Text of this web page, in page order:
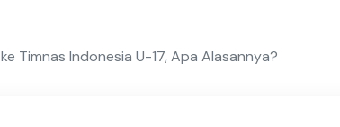
Timnas Indonesia U-17, Apa Alasannya?